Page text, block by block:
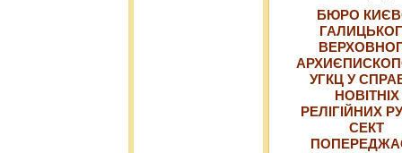
БЮРО
УГКЦ У
НОВІТНІХ
РЕЛІГІЙНИХ
СЕКТ